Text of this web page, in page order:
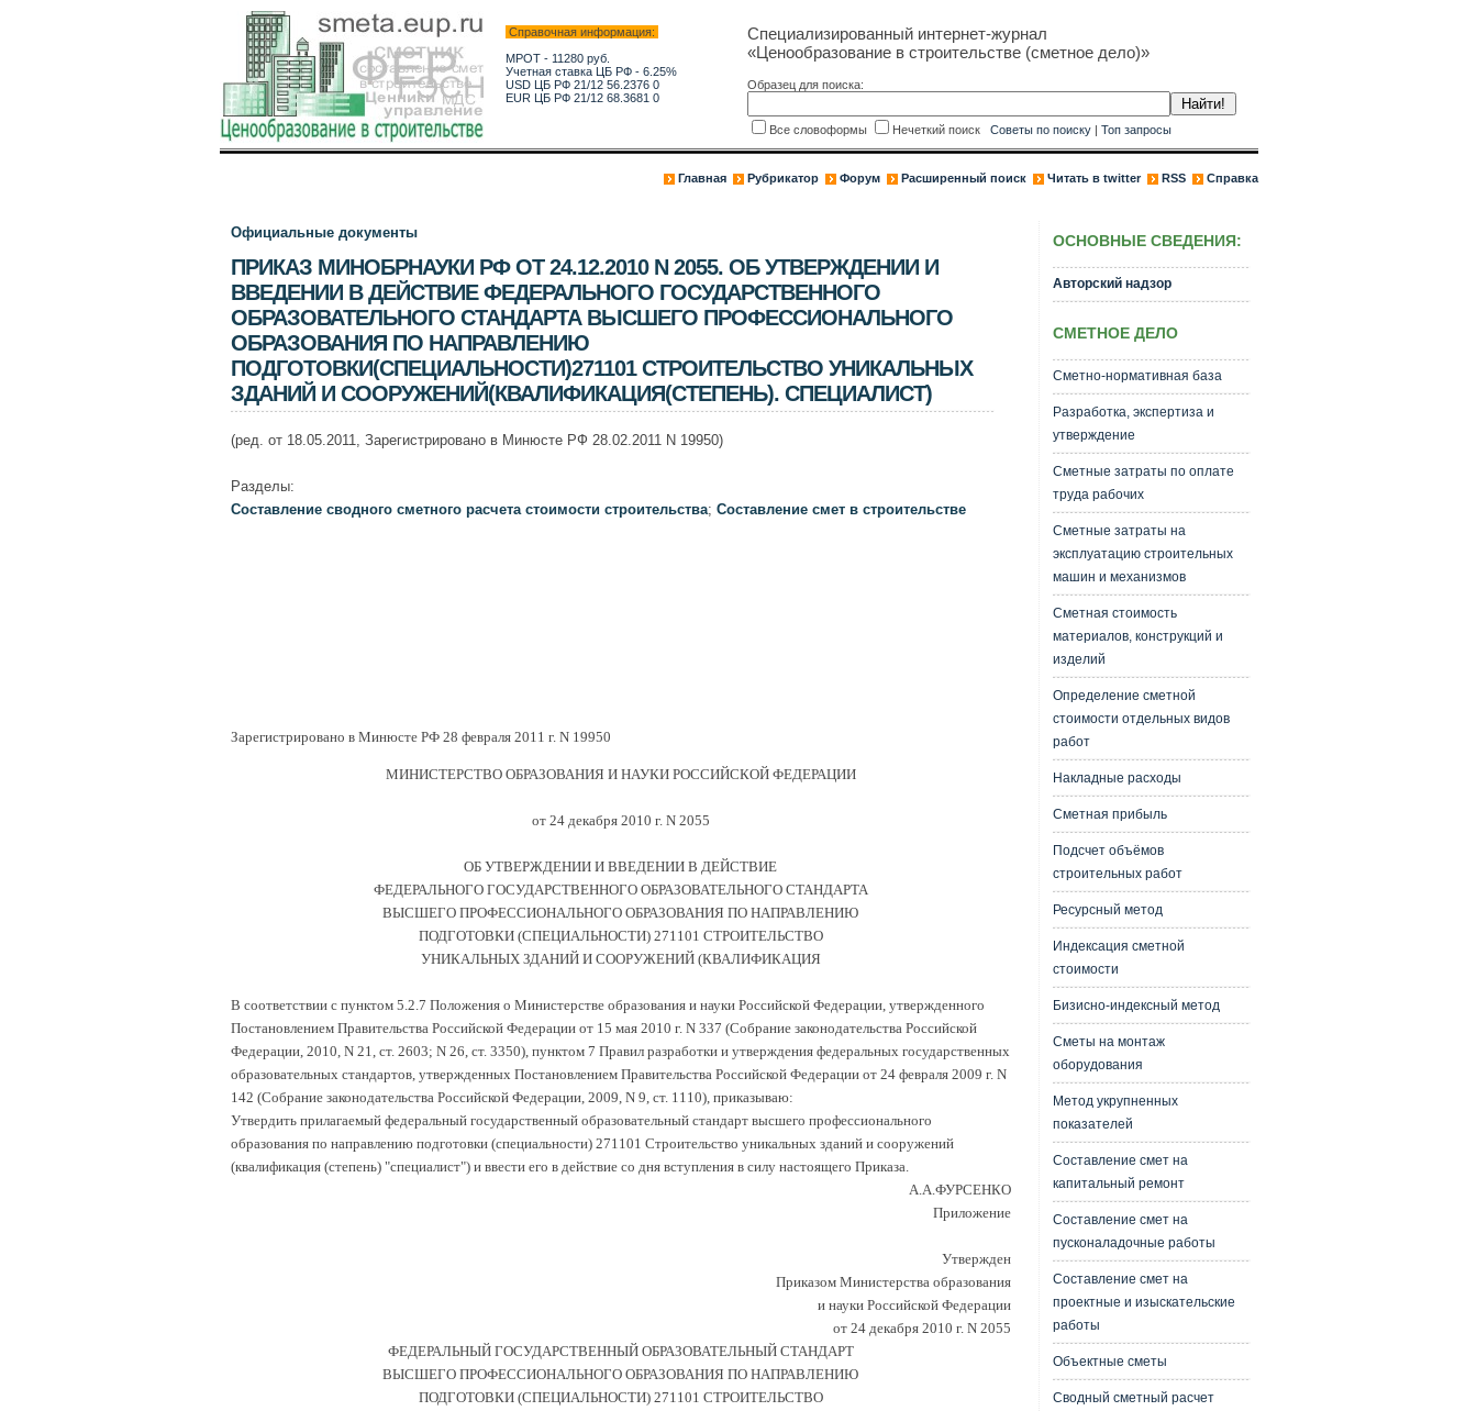
Справочная информация:
МРОТ - 11280 руб.
Учетная ставка ЦБ РФ - 6.25%
USD ЦБ РФ 21/12 56.2376 0
EUR ЦБ РФ 21/12 68.3681 0
Специализированный интернет-журнал
«Ценообразование в строительстве (сметное дело)»
Образец для поиска:
Все словоформы Нечеткий поиск Советы по поиску| Топ запросы
Главная Рубрикатор Форум Расширенный поиск Читать в twitter RSS Справка
Официальные документы
ПРИКАЗ МИНОБРНАУКИ РФ ОТ 24.12.2010 N 2055. ОБ УТВЕРЖДЕНИИ И
ВВЕДЕНИИ В ДЕЙСТВИЕ ФЕДЕРАЛЬНОГО ГОСУДАРСТВЕННОГО
ОБРАЗОВАТЕЛЬНОГО СТАНДАРТА ВЫСШЕГО ПРОФЕССИОНАЛЬНОГО
ОБРАЗОВАНИЯ ПО НАПРАВЛЕНИЮ
ПОДГОТОВКИ(СПЕЦИАЛЬНОСТИ)271101 СТРОИТЕЛЬСТВО УНИКАЛЬНЫХ
ЗДАНИЙ И СООРУЖЕНИЙ(КВАЛИФИКАЦИЯ(СТЕПЕНЬ). СПЕЦИАЛИСТ)
(ред. от 18.05.2011, Зарегистрировано в Минюсте РФ 28.02.2011 N 19950)
Разделы:
Составление сводного сметного расчета стоимости строительства; Составление смет в строительстве
Зарегистрировано в Минюсте РФ 28 февраля 2011 г. N 19950
МИНИСТЕРСТВО ОБРАЗОВАНИЯ И НАУКИ РОССИЙСКОЙ ФЕДЕРАЦИИ
от 24 декабря 2010 г. N 2055
ОБ УТВЕРЖДЕНИИ И ВВЕДЕНИИ В ДЕЙСТВИЕ
ФЕДЕРАЛЬНОГО ГОСУДАРСТВЕННОГО ОБРАЗОВАТЕЛЬНОГО СТАНДАРТА
ВЫСШЕГО ПРОФЕССИОНАЛЬНОГО ОБРАЗОВАНИЯ ПО НАПРАВЛЕНИЮ
ПОДГОТОВКИ (СПЕЦИАЛЬНОСТИ) 271101 СТРОИТЕЛЬСТВО
УНИКАЛЬНЫХ ЗДАНИЙ И СООРУЖЕНИЙ (КВАЛИФИКАЦИЯ
В соответствии с пунктом 5.2.7 Положения о Министерстве образования и науки Российской Федерации, утвержденного
Постановлением Правительства Российской Федерации от 15 мая 2010 г. N 337 (Собрание законодательства Российской
Федерации, 2010, N 21, ст. 2603; N 26, ст. 3350), пунктом 7 Правил разработки и утверждения федеральных государственных
образовательных стандартов, утвержденных Постановлением Правительства Российской Федерации от 24 февраля 2009 г. N
142 (Собрание законодательства Российской Федерации, 2009, N 9, ст. 1110), приказываю:
Утвердить прилагаемый федеральный государственный образовательный стандарт высшего профессионального
образования по направлению подготовки (специальности) 271101 Строительство уникальных зданий и сооружений
(квалификация (степень) "специалист") и ввести его в действие со дня вступления в силу настоящего Приказа.
А.А.ФУРСЕНКО
Приложение
Утвержден
Приказом Министерства образования
и науки Российской Федерации
от 24 декабря 2010 г. N 2055
ФЕДЕРАЛЬНЫЙ ГОСУДАРСТВЕННЫЙ ОБРАЗОВАТЕЛЬНЫЙ СТАНДАРТ
ВЫСШЕГО ПРОФЕССИОНАЛЬНОГО ОБРАЗОВАНИЯ ПО НАПРАВЛЕНИЮ
ПОДГОТОВКИ (СПЕЦИАЛЬНОСТИ) 271101 СТРОИТЕЛЬСТВО
ОСНОВНЫЕ СВЕДЕНИЯ:
Авторский надзор
СМЕТНОЕ ДЕЛО
Сметно-нормативная база
Разработка, экспертиза и
утверждение
Сметные затраты по оплате
труда рабочих
Сметные затраты на
эксплуатацию строительных
машин и механизмов
Сметная стоимость
материалов, конструкций и
изделий
Определение сметной
стоимости отдельных видов
работ
Накладные расходы
Сметная прибыль
Подсчет объёмов
строительных работ
Ресурсный метод
Индексация сметной
стоимости
Бизисно-индексный метод
Сметы на монтаж
оборудования
Метод укрупненных
показателей
Составление смет на
капитальный ремонт
Составление смет на
пусконаладочные работы
Составление смет на
проектные и изыскательские
работы
Объектные сметы
Сводный сметный расчет